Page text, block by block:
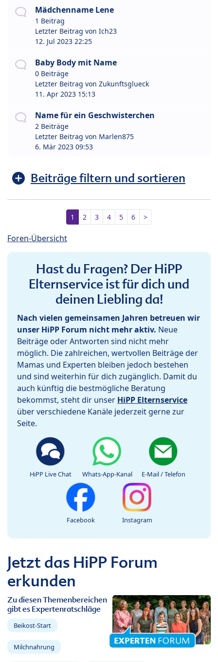
Mädchenname Lene
1 Beitrag
Letzter Beitrag von Ich23
12. Jul 2023 22:25
Baby Body mit Name
0 Beiträge
Letzter Beitrag von Zukunftsglueck
11. Apr 2023 15:13
Name für ein Geschwisterchen
2 Beiträge
Letzter Beitrag von Marlen875
6. Mär 2023 09:53
Beiträge filtern und sortieren
1 2 3 4 5 6 >
Foren-Übersicht
Hast du Fragen? Der HiPP
Elternservice ist für dich und
deinen Liebling da!
Nach vielen gemeinsamen Jahren betreuen wir
unser HiPP Forum nicht mehr aktiv. Neue
Beiträge oder Antworten sind nicht mehr
möglich. Die zahlreichen, wertvollen Beiträge der
Mamas und Experten bleiben jedoch bestehen
und sind weiterhin für dich zugänglich. Damit du
auch künftig die bestmögliche Beratung
bekommst, steht dir unser HiPP Elternservice
über verschiedene Kanäle jederzeit gerne zur
Seite.
HiPP Live Chat Whats-App-Kanal E-Mail / Telefon
Facebook Instagram
Jetzt das HiPP Forum
erkunden
Zu diesen Themenbereichen
gibt es Expertenratschläge
Beikost-Start
Milchnahrung